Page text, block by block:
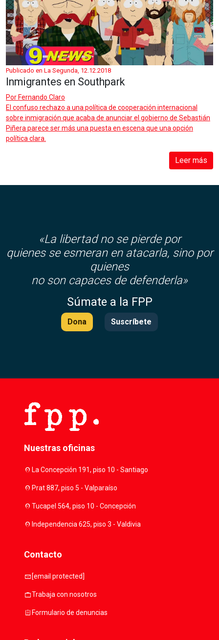
Publicado en La Segunda, 12.12.2018
Inmigrantes en Southpark
Por Fernando Claro
El confuso rechazo a una política de cooperación internacional
sobre inmigración que acaba de anunciar el gobierno de Sebastián
Piñera parece ser más una puesta en escena que una opción
política clara.
Leer más
«La libertad no se pierde por
quienes se esmeran en atacarla, sino por
quienes
no son capaces de defenderla»
Súmate a la FPP
Dona Suscríbete
Nuestras oficinas
location_onLa Concepción 191, piso 10 - Santiago
location_onPrat 887, piso 5 - Valparaíso
location_onTucapel 564, piso 10 - Concepción
location_onIndependencia 625, piso 3 - Valdivia
Contacto
mail [email protected]
workTrabaja con nosotros
assignmentFormulario de denuncias